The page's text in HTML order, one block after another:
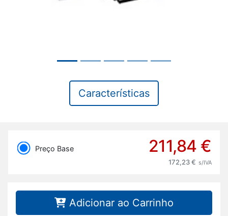
Características
Preço Base 211,84 €
172,23 € s/IVA
Adicionar ao Carrinho